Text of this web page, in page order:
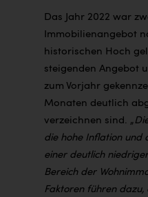
Das Jahr 2022 war
Immobilienangebot
historischen Hoch
steigenden Angebot
zum Vorjahr
Monaten deutlich
verzeichnen sind. „
die hohe Inflation und
einer deutlich
Bereich der
Faktoren führen dazu,